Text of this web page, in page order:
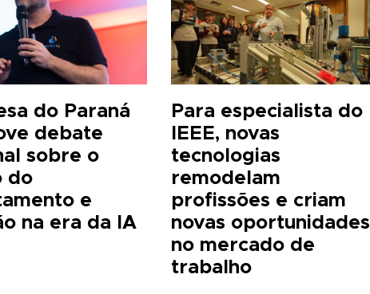
do Paraná
debate
sobre o
do
e
na era da IA
Para especialista do
IEEE, novas
tecnologias
remodelam
profissões e criam
novas oportunidades
no mercado de
trabalho